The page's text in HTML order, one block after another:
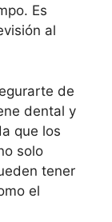
Es
al
de
dental y
que los
solo
tener
el